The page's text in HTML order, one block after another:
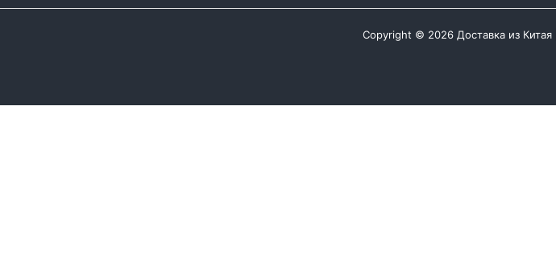
Copyright © 2026 Доставка из Китая |